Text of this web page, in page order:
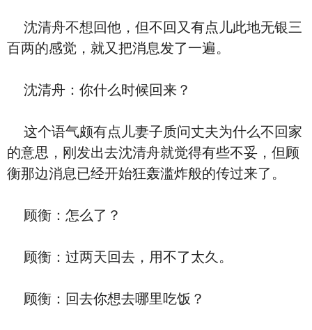
沈清舟不想回他，但不回又有点儿此地无银三
百两的感觉，就又把消息发了一遍。
沈清舟：你什么时候回来？
这个语气颇有点儿妻子质问丈夫为什么不回家
的意思，刚发出去沈清舟就觉得有些不妥，但顾
衡那边消息已经开始狂轰滥炸般的传过来了。
顾衡：怎么了？
顾衡：过两天回去，用不了太久。
顾衡：回去你想去哪里吃饭？